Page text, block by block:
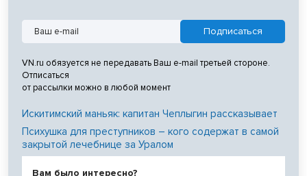
VN.ru обязуется не передавать Ваш e-mail третьей стороне.
Отписаться
от рассылки можно в любой момент
Искитимский маньяк: капитан Чеплыгин рассказывает
Психушка для преступников – кого содержат в самой
закрытой лечебнице за Уралом
Вам было интересно?